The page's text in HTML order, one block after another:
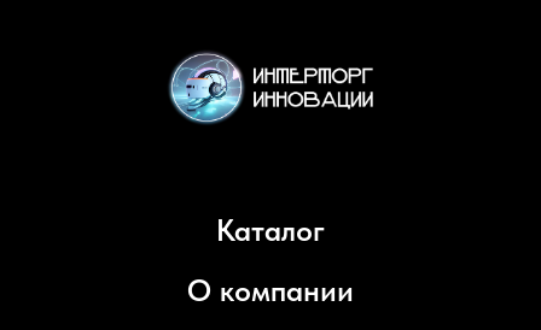
Каталог
О компании